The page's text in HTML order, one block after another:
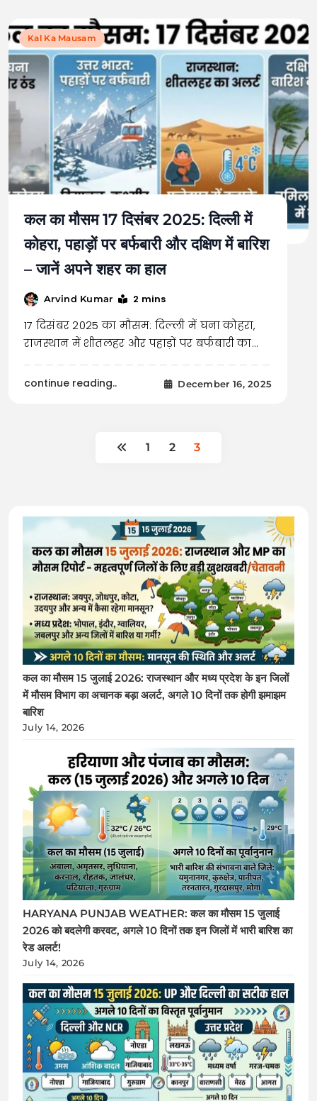
Kal Ka Mausam
कल का मौसम 17 दिसंबर 2025: दिल्ली में
कोहरा, पहाड़ों पर बर्फबारी और दक्षिण में बारिश
– जानें अपने शहर का हाल
Arvind Kumar 2 mins
17 दिसंबर 2025 का मौसम: दिल्ली में घना कोहरा,
राजस्थान में शीतलहर और पहाड़ों पर बर्फबारी का…
continue reading.. December 16, 2025
1 2 3
कल का मौसम 15 जुलाई 2026: राजस्थान और मध्य प्रदेश के इन जिलों
में मौसम विभाग का अचानक बड़ा अलर्ट, अगले 10 दिनों तक होगी झमाझम
बारिश
July 14, 2026
HARYANA PUNJAB WEATHER: कल का मौसम 15 जुलाई
2026 को बदलेगी करवट, अगले 10 दिनों तक इन जिलों में भारी बारिश का
रेड अलर्ट!
July 14, 2026